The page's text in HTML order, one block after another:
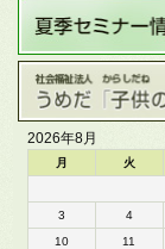
2026年8月
月 火
3
4
10
11